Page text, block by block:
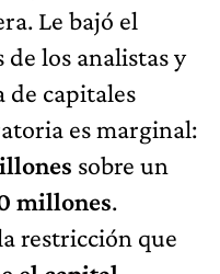
Le bajó el
los analistas y
de capitales
es marginal:
sobre un
millones.
restricción que